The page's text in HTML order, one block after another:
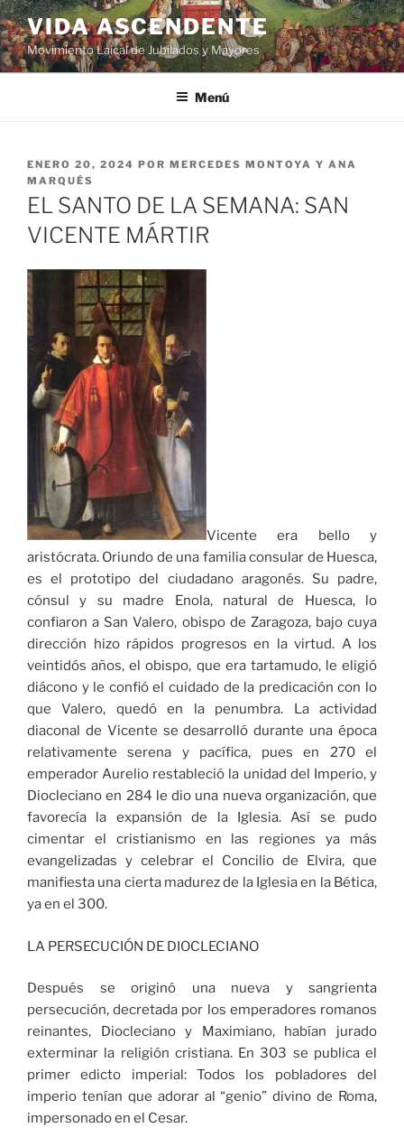
VIDA ASCENDENTE
Movimiento Laical de Jubilados y Mayores
Menú
ENERO 20, 2024 POR MERCEDES MONTOYA Y ANA
MARQUÉS
EL SANTO DE LA SEMANA: SAN
VICENTE MÁRTIR
Vicente era bello y
aristócrata. Oriundo de una familia consular de Huesca,
es el prototipo del ciudadano aragonés. Su padre,
cónsul y su madre Enola, natural de Huesca, lo
confiaron a San Valero, obispo de Zaragoza, bajo cuya
dirección hizo rápidos progresos en la virtud. A los
veintidós años, el obispo, que era tartamudo, le eligió
diácono y le confió el cuidado de la predicación con lo
que Valero, quedó en la penumbra. La actividad
diaconal de Vicente se desarrolló durante una época
relativamente serena y pacífica, pues en 270 el
emperador Aurelio restableció la unidad del Imperio, y
Diocleciano en 284 le dio una nueva organización, que
favorecía la expansión de la Iglesia. Así se pudo
cimentar el cristianismo en las regiones ya más
evangelizadas y celebrar el Concilio de Elvira, que
manifiesta una cierta madurez de la Iglesia en la Bética,
ya en el 300.
LA PERSECUCIÓN DE DIOCLECIANO
Después se originó una nueva y sangrienta
persecución, decretada por los emperadores romanos
reinantes, Diocleciano y Maximiano, habían jurado
exterminar la religión cristiana. En 303 se publica el
primer edicto imperial: Todos los pobladores del
imperio tenían que adorar al “genio” divino de Roma,
impersonado en el Cesar.